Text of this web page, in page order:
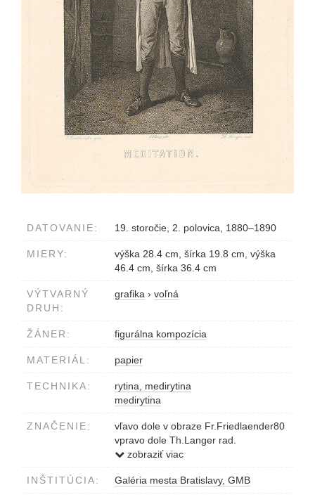
DATOVANIE: 19. storočie, 2. polovica, 1880–1890
MIERY:
výška 28.4 cm, šírka 19.8 cm, výška
46.4 cm, šírka 36.4 cm
VÝTVARNÝ
DRUH:
grafika › voľná
ŽÁNER: figurálna kompozícia
MATERIÁL: papier
TECHNIKA:
rytina, medirytina
medirytina
ZNAČENIE:
vľavo dole v obraze Fr.Friedlaender80
vpravo dole Th.Langer rad.
pod obrazom O.Felsing
vľavo dole F.Friedlaender gem.
zobraziť viac
INŠTITÚCIA: Galéria mesta Bratislavy, GMB